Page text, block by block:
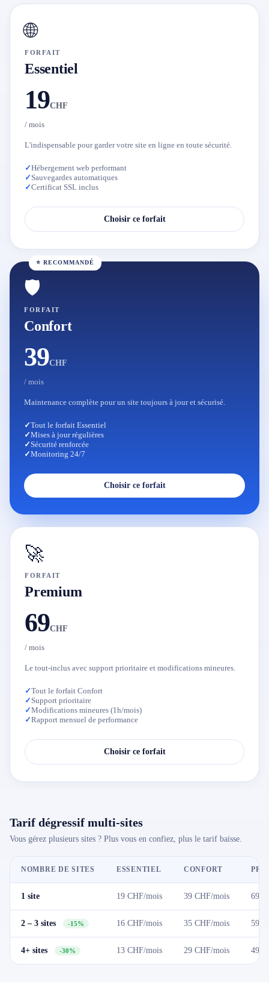
🌐
FORFAIT
Essentiel
19CHF
/ mois
L'indispensable pour garder votre site en ligne en toute sécurité.
✓Hébergement web performant
✓ Sauvegardes automatiques
✓Certificat SSL inclus
Choisir ce forfait
⭐ RECOMMANDÉ
🛡️
FORFAIT
Confort
39CHF
/ mois
Maintenance complète pour un site toujours à jour et sécurisé.
✓Tout le forfait Essentiel
✓Mises à jour régulières
✓Sécurité renforcée
✓Monitoring 24/7
Choisir ce forfait
🚀
FORFAIT
Premium
69CHF
/ mois
Le tout-inclus avec support prioritaire et modifications mineures.
✓Tout le forfait Confort
✓ Support prioritaire
✓Modifications mineures (1h/mois)
✓Rapport mensuel de performance
Choisir ce forfait
Tarif dégressif multi-sites
Vous gérez plusieurs sites ? Plus vous en confiez, plus le tarif baisse.
NOMBRE DE SITES ESSENTIEL CONFORT
1 site 19 CHF/mois 39 CHF/mois 69
2 – 3 sites -15% 16 CHF/mois 35 CHF/mois 59
4+ sites -30% 13 CHF/mois 29 CHF/mois 49